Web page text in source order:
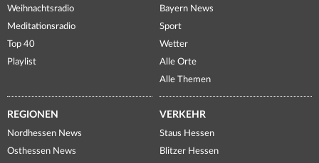
Weihnachtsradio
Meditationsradio
Top 40
Playlist
Bayern News
Sport
Wetter
Alle Orte
Alle Themen
REGIONEN
Nordhessen News
Osthessen News
VERKEHR
Staus Hessen
Blitzer Hessen